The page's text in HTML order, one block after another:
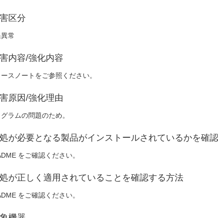
区分
常
内容/強化内容
スノートをご参照ください。
原因/強化理由
ラムの問題のため。
が必要となる製品がインストールされているかを確
をご確認ください。
が正しく適用されていることを確認する方法
をご確認ください。